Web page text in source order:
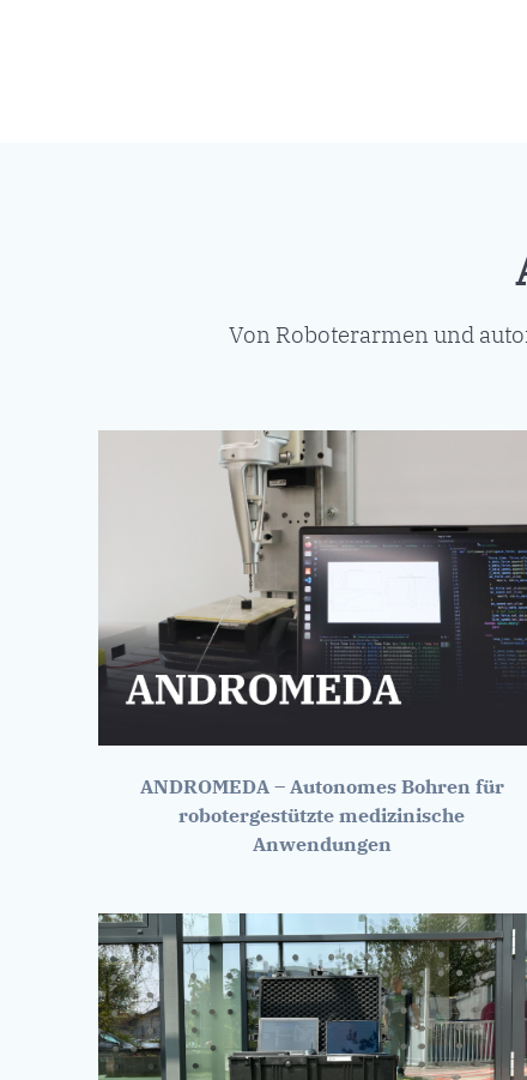
Von Roboterarmen und
ANDROMEDA – Autonomes Bohren für
robotergestützte medizinische
Anwendungen